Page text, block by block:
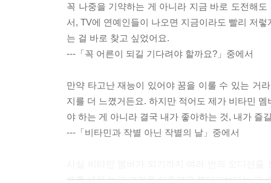
꼭 나중을 기약하는 게 아니라 지금 바로 도전해
서, TV에 연예인들이 나오면 지금이라도 빨리 저
는 걸 바로 찾고 싶었어요.
---「꼭 어른이 되길 기다려야 할까요?」중에서
만약 타고난 재능이 있어야 꿈을 이룰 수 있는 거
지를 더 느꼈거든요. 하지만 적어도 제가 비타민
야 하는 게 아니라 결국 내가 좋아하는 것, 내가 즐
---「비타민과 작별 아닌 작별의 날」중에서
표를 세워 놓고 그것을 이루려고 했다기보다는 그